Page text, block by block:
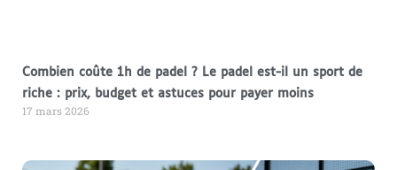
Combien coûte 1h de padel ? Le padel est-il un sport de
riche : prix, budget et astuces pour payer moins
17 mars 2026